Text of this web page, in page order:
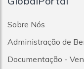
Vila Marina
Vila
Vila Pires
Sobre Nós
Administração de
Documentação -